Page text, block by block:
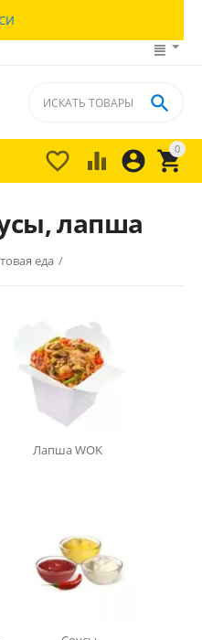
0


 

лапша
еда /
Лапша WOK